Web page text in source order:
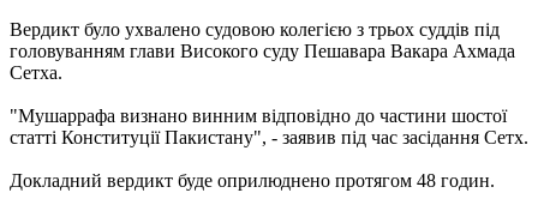
Вердикт було ухвалено судовою колегією з трьох суддів під
головуванням глави Високого суду Пешавара Вакара Ахмада
Сетха.
"Мушаррафа визнано винним відповідно до частини шостої
статті Конституції Пакистану", - заявив під час засідання Сетх.
Докладний вердикт буде оприлюднено протягом 48 годин.